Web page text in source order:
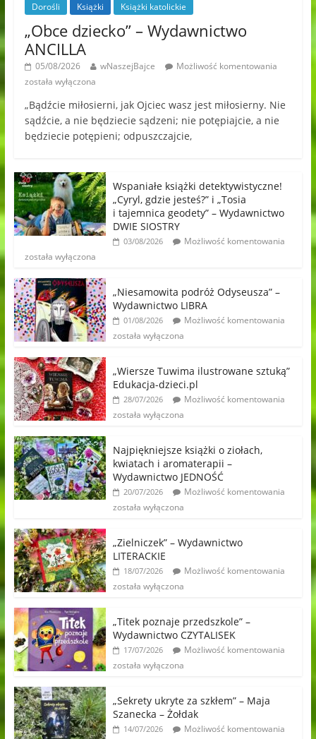
Dorośli Książki Książki katolickie
„Obce dziecko” – Wydawnictwo
ANCILLA
05/08/2026 wNaszejBajce
Możliwość komentowania
została wyłączona
„Bądźcie miłosierni, jak Ojciec wasz jest miłosierny. Nie
sądźcie, a nie będziecie sądzeni; nie potępiajcie, a nie
będziecie potępieni; odpuszczajcie,
Wspaniałe książki detektywistyczne!
„Cyryl, gdzie jesteś?” i „Tosia
i tajemnica geodety” – Wydawnictwo
DWIE SIOSTRY
03/08/2026
Możliwość komentowania
została wyłączona
„Niesamowita podróż Odyseusza” –
Wydawnictwo LIBRA
01/08/2026
Możliwość komentowania
została wyłączona
„Wiersze Tuwima ilustrowane sztuką”
Edukacja-dzieci.pl
28/07/2026
Możliwość komentowania
została wyłączona
Najpiękniejsze książki o ziołach,
kwiatach i aromaterapii –
Wydawnictwo JEDNOŚĆ
20/07/2026
Możliwość komentowania
została wyłączona
„Zielniczek” – Wydawnictwo
LITERACKIE
18/07/2026
Możliwość komentowania
została wyłączona
„Titek poznaje przedszkole” –
Wydawnictwo CZYTALISEK
17/07/2026
Możliwość komentowania
została wyłączona
„Sekrety ukryte za szkłem” – Maja
Szanecka – Żołdak
14/07/2026
Możliwość komentowania